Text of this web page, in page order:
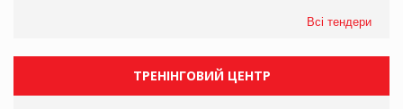
Всі тендери
ТРЕНІНГОВИЙ ЦЕНТР